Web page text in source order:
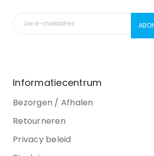
Informatiecentrum
Bezorgen / Afhalen
Retourneren
Privacy beleid